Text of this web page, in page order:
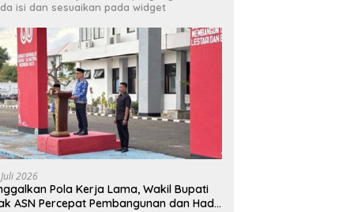
isi dan sesuaikan pada widget
2026
Pola Kerja Lama, Wakil Bupati
ASN Percepat Pembangunan dan Hadir